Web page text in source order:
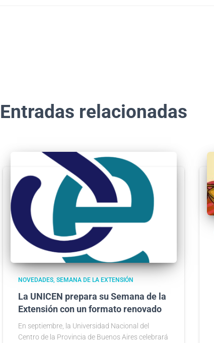
Entradas relacionadas
NOVEDADES SEMANA DE LA EXTENSIÓN
La UNICEN prepara su Semana de la
Extensión con un formato renovado
En septiembre, la Universidad Nacional del
Centro de la Provincia de Buenos Aires celebrará